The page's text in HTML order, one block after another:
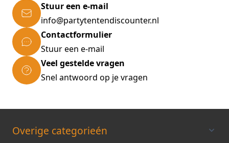
Stuur een e-mail
info@partytentendiscounter.nl
Contactformulier
Stuur een e-mail
Veel gestelde vragen
Snel antwoord op je vragen
Overige categorieén